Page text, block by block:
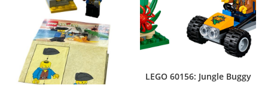
LEGO 60156: Jungle Buggy